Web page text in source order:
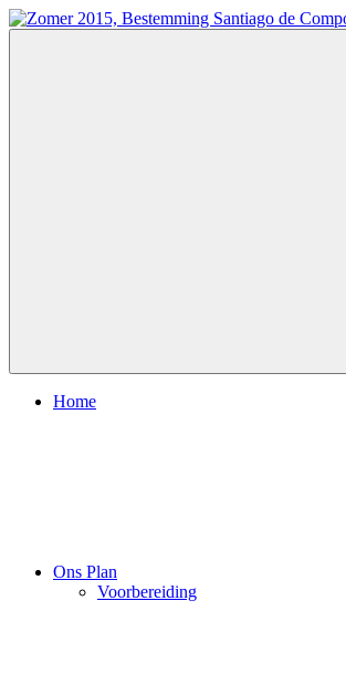
Ga
naar
Home
Ons Plan
Voorbereiding